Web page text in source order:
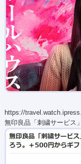
https://
無印良品「刺繍サービス